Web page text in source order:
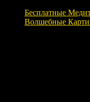
Бесплатные
Волшебные